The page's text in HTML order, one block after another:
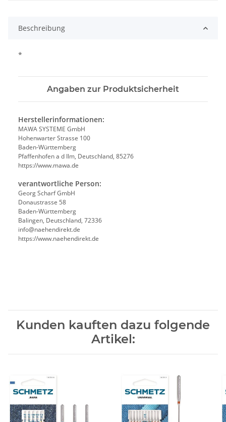
Beschreibung
*
Angaben zur Produktsicherheit
Herstellerinformationen:
MAWA SYSTEME GmbH
Hohenwarter Strasse 100
Baden-Württemberg
Pfaffenhofen a d Ilm, Deutschland, 85276
https://www.mawa.de
verantwortliche Person:
Georg Scharf GmbH
Donaustrasse 58
Baden-Württemberg
Balingen, Deutschland, 72336
info@naehendirekt.de
https://www.naehendirekt.de
Kunden kauften dazu folgende
Artikel: